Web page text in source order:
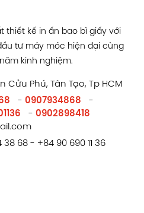
thiết kế in ấn bao bì giấy với
tư máy móc hiện đại cùng
kinh nghiệm.
Cửu Phú, Tân Tạo, Tp HCM
- 0907934868
-
- 0902898418
38 68- +84 90 690 11 36